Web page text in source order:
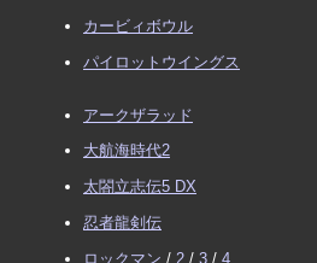
カービィボウル
パイロットウイングス
アークザラッド
大航海時代2
太閤立志伝5 DX
忍者龍剣伝
ロックマン / 2 / 3 / 4